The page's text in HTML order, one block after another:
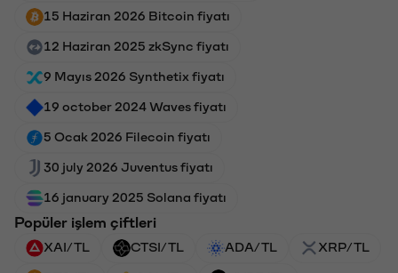
15 Haziran 2026 Bitcoin fiyatı
12 Haziran 2025 zkSync fiyatı
9 Mayıs 2026 Synthetix fiyatı
19 october 2024 Waves fiyatı
5 Ocak 2026 Filecoin fiyatı
30 july 2026 Juventus fiyatı
16 january 2025 Solana fiyatı
Popüler işlem çiftleri
XAI/TL CTSI/TL ADA/TL XRP/TL